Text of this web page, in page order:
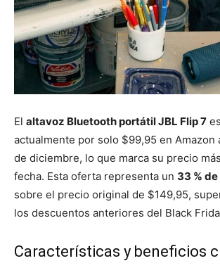
El altavoz Bluetooth portátil JBL Flip 7
actualmente por solo $99,95 en Amazon
de diciembre, lo que marca su precio
fecha. Esta oferta representa un 33 %
sobre el precio original de $149,95,
los descuentos anteriores del Black
Características y beneficios